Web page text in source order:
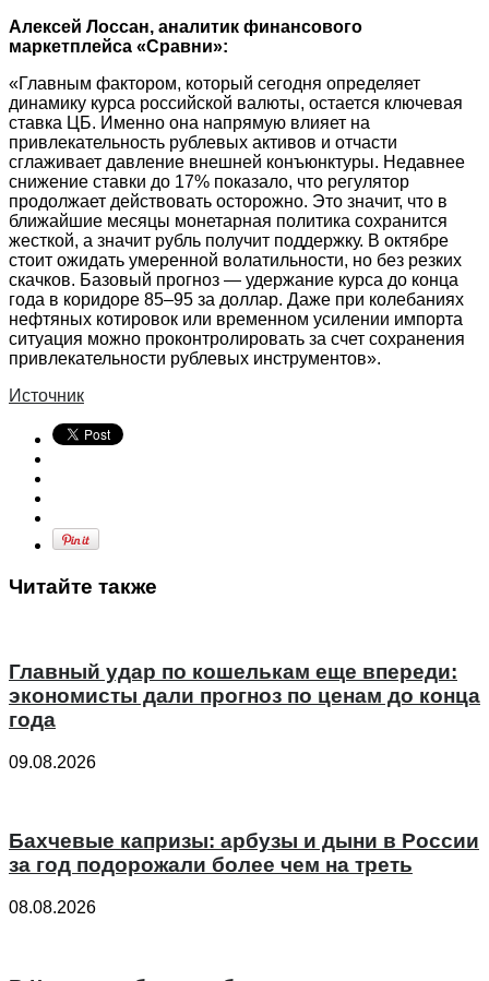
Алексей Лоссан, аналитик финансового
маркетплейса «Сравни»:
«Главным фактором, который сегодня определяет
динамику курса российской валюты, остается ключевая
ставка ЦБ. Именно она напрямую влияет на
привлекательность рублевых активов и отчасти
сглаживает давление внешней конъюнктуры. Недавнее
снижение ставки до 17% показало, что регулятор
продолжает действовать осторожно. Это значит, что в
ближайшие месяцы монетарная политика сохранится
жесткой, а значит рубль получит поддержку. В октябре
стоит ожидать умеренной волатильности, но без резких
скачков. Базовый прогноз — удержание курса до конца
года в коридоре 85–95 за доллар. Даже при колебаниях
нефтяных котировок или временном усилении импорта
ситуация можно проконтролировать за счет сохранения
привлекательности рублевых инструментов».
Источник
Читайте также
Главный удар по кошелькам еще впереди:
экономисты дали прогноз по ценам до конца
года
09.08.2026
Бахчевые капризы: арбузы и дыни в России
за год подорожали более чем на треть
08.08.2026